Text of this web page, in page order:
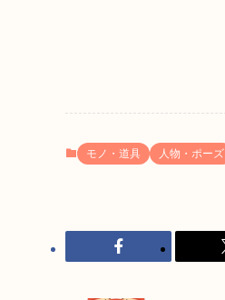
モノ・道具 人物・ポーズ